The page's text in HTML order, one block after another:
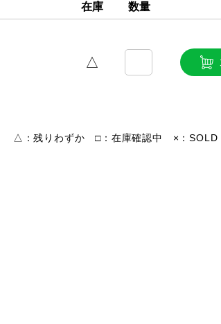
在庫 数量
△
△：残りわずか □：在庫確認中 ×：SOLD